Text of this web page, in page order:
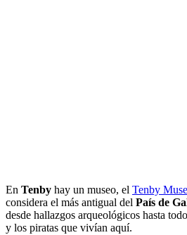
En Tenby hay un museo, el Tenby
considera el más antigual del País de
desde hallazgos arqueológicos hasta
y los piratas que vivían aquí.